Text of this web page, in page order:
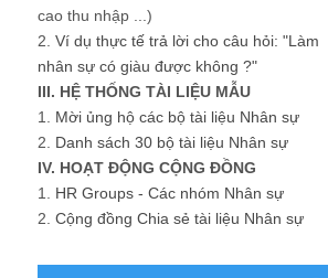
cao thu nhập ...)
2. Ví dụ thực tế trả lời cho câu hỏi: "Làm
nhân sự có giàu được không ?"
III. HỆ THỐNG TÀI LIỆU MẪU
1. Mời ủng hộ các bộ tài liệu Nhân sự
2. Danh sách 30 bộ tài liệu Nhân sự
IV. HOẠT ĐỘNG CỘNG ĐỒNG
1. HR Groups - Các nhóm Nhân sự
2. Cộng đồng Chia sẻ tài liệu Nhân sự